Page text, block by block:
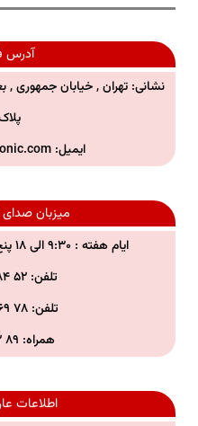
آدرس
نشانی: تهران , خیابان جمهوری ,
پلاک
ایمیل:
میزبان
ایام هفته : ۹:۳۰ الی ۱۸ پنج شنبه ها : ۹:۳۰ الی ۱۳:۳۰
تلفن: ۵۲ ۸۴ ۷۰ ۶۶ (۰۲۱)
تلفن: ۷۸ ۶۹ ۷۳ ۶۶ (۰۲۱)
همراه:
اطلاعات